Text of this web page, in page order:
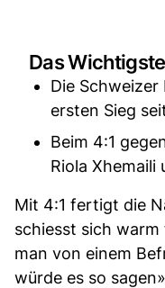
Das
Die
ersten Sieg
Beim 4:1
Riola Xhemaili
Mit 4:1 fertigt die
schiesst sich warm
man von einem
würde es so